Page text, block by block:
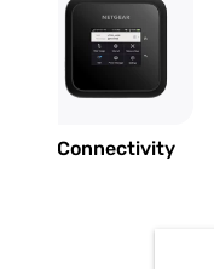
Connectivity